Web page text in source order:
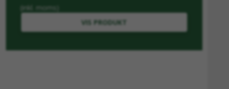
kvaliteten af din
(inkl. moms)
VIS PRODUKT